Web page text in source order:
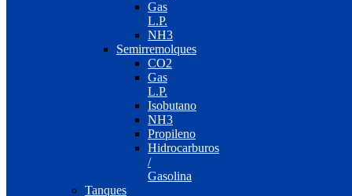
Gas
L.P.
NH3
Semirremolques
CO2
Gas
L.P.
Isobutano
NH3
Propileno
Hidrocarburos
/
Gasolina
Tanques